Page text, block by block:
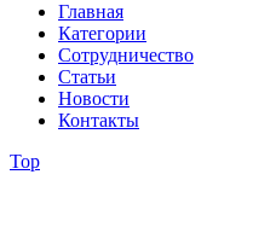
Главная
Категории
Сотрудничество
Статьи
Новости
Контакты
Top